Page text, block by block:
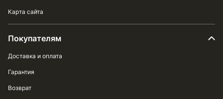
Карта сайта
Покупателям
Доставка и оплата
Гарантия
Возврат